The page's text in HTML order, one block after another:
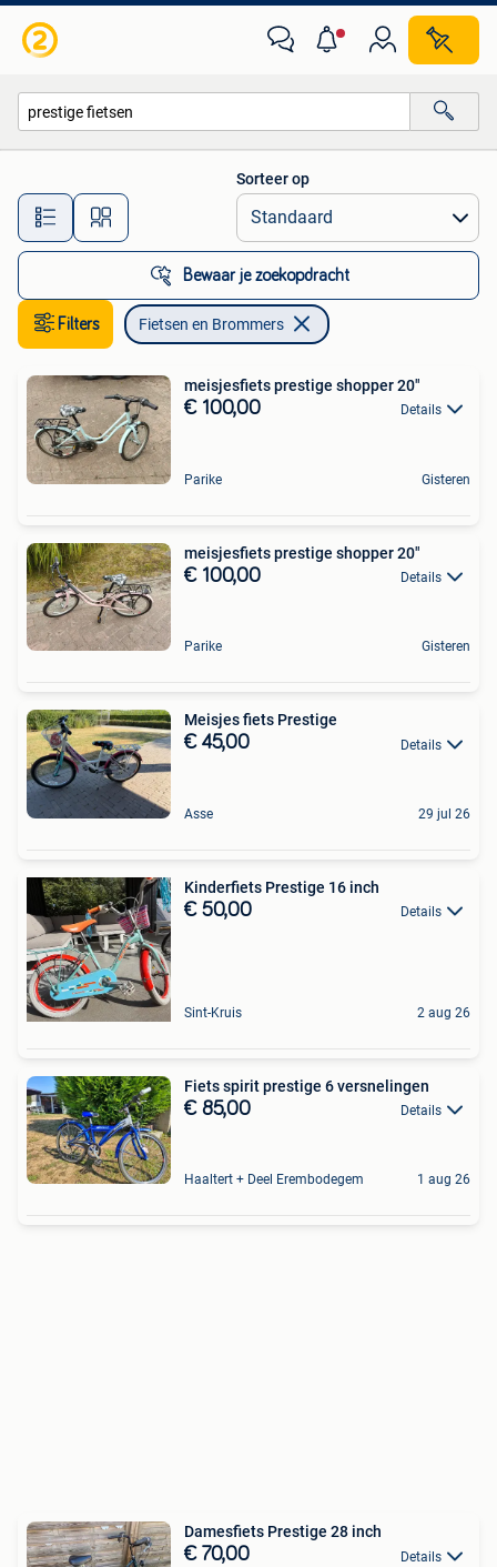
Alle afstanden…
Sorteer op
Bewaar je zoekopdracht
Filters Fietsen en Brommers
meisjesfiets prestige shopper 20"
€ 100,00 Details
Parike Gisteren
meisjesfiets prestige shopper 20"
€ 100,00 Details
Parike Gisteren
Meisjes fiets Prestige
€ 45,00 Details
Asse 29 jul 26
Kinderfiets Prestige 16 inch
€ 50,00 Details
Sint-Kruis 2 aug 26
Fiets spirit prestige 6 versnelingen
€ 85,00 Details
Haaltert + Deel Erembodegem 1 aug 26
Damesfiets Prestige 28 inch
€ 70,00 Details